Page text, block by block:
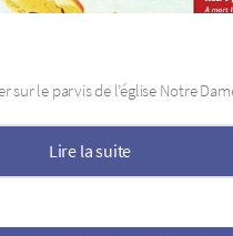
sur le parvis de l’église Notre
Lire la suite